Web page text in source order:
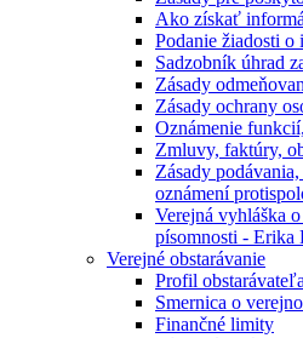
Ako získať
Podanie žiadosti o
Sadzobník úhrad
Zásady
Zásady ochrany
Oznámenie
Zmluvy, faktúry,
Zásady
oznámení
Verejná vyhláška
písomnosti - Erika
Verejné obstarávanie
Profil obstarávateľa
Smernica o
Finančné limity